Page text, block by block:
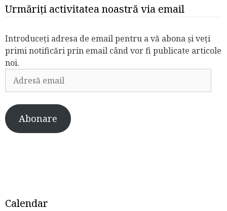
Urmăriți activitatea noastră via email
Introduceți adresa de email pentru a vă abona și veți
primi notificări prin email când vor fi publicate articole
noi.
Adresă
email
Abonare
Calendar